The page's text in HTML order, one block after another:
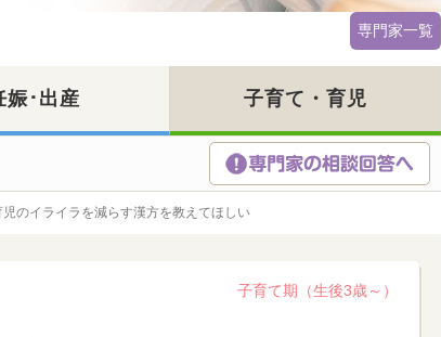
専門家一覧
娠･出産 子育て・育児
児のイライラを減らす漢方を教えてほしい
子育て期（生後3歳～）